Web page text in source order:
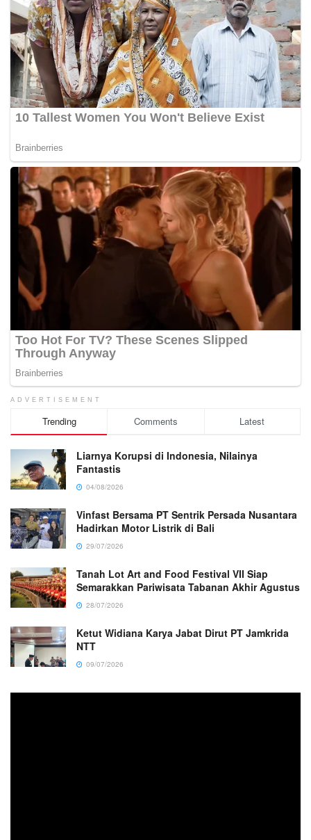
ADVERTISEMENT
Trending Comments Latest
Liarnya Korupsi di Indonesia, Nilainya
Fantastis
04/08/2026
Vinfast Bersama PT Sentrik Persada Nusantara
Hadirkan Motor Listrik di Bali
29/07/2026
Tanah Lot Art and Food Festival VII Siap
Semarakkan Pariwisata Tabanan Akhir Agustus
28/07/2026
Ketut Widiana Karya Jabat Dirut PT Jamkrida
NTT
09/07/2026